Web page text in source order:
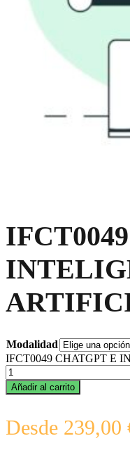
Modalidad
IFCT0049 CHATGPT E
Añadir al carrito
Desde 239,00